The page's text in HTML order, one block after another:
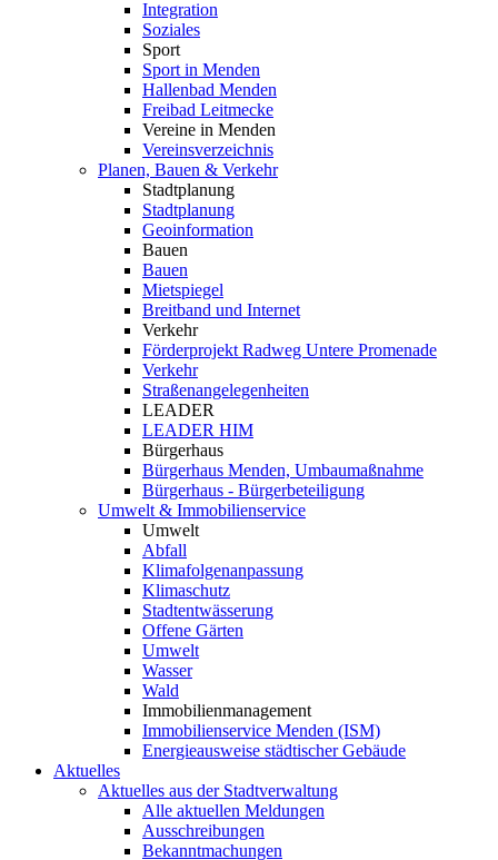
Integration
Soziales
Sport
Sport in Menden
Hallenbad Menden
Freibad Leitmecke
Vereine in Menden
Vereinsverzeichnis
Planen, Bauen & Verkehr
Stadtplanung
Stadtplanung
Geoinformation
Bauen
Bauen
Mietspiegel
Breitband und Internet
Verkehr
Förderprojekt Radweg Untere Promenade
Verkehr
Straßenangelegenheiten
LEADER
LEADER HIM
Bürgerhaus
Bürgerhaus Menden, Umbaumaßnahme
Bürgerhaus - Bürgerbeteiligung
Umwelt & Immobilienservice
Umwelt
Abfall
Klimafolgenanpassung
Klimaschutz
Stadtentwässerung
Offene Gärten
Umwelt
Wasser
Wald
Immobilienmanagement
Immobilienservice Menden (ISM)
Energieausweise städtischer Gebäude
Aktuelles
Aktuelles aus der Stadtverwaltung
Alle aktuellen Meldungen
Ausschreibungen
Bekanntmachungen